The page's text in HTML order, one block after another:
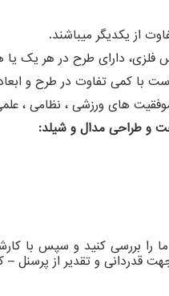
از یکدیگر میباشند.
دارای طرح در هر یک
با کمی تفاوت در طرح و ابعاد
موفقیت های ورزشی ، نظامی ،
و طراحی مدال و شیلد:
ما را بررسی کنید و سپس با
قدردانی و تقدیر از پرسنل